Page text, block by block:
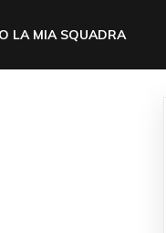
LA MIA SQUADRA